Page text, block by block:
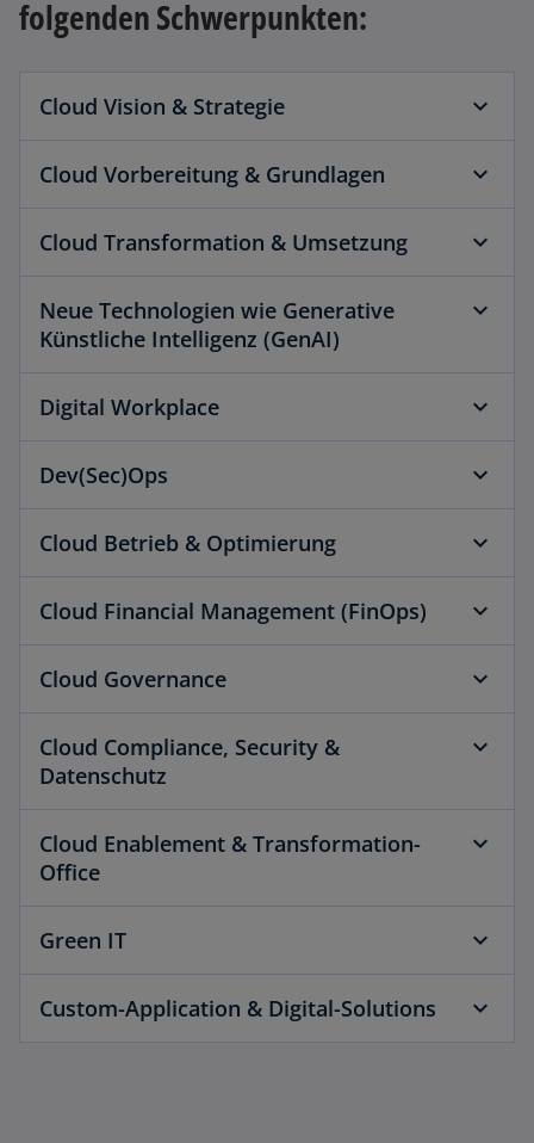
folgenden Schwerpunkten:
Cloud Vision & Strategie
Cloud Vorbereitung & Grundlagen
Cloud Transformation & Umsetzung
Neue Technologien wie Generative
Künstliche Intelligenz (GenAI)
Digital Workplace
Dev(Sec)Ops
Cloud Betrieb & Optimierung
Cloud Financial Management (FinOps)
Cloud Governance
Cloud Compliance, Security &
Datenschutz
Cloud Enablement & Transformation-
Office
Green IT
Custom-Application & Digital-Solutions